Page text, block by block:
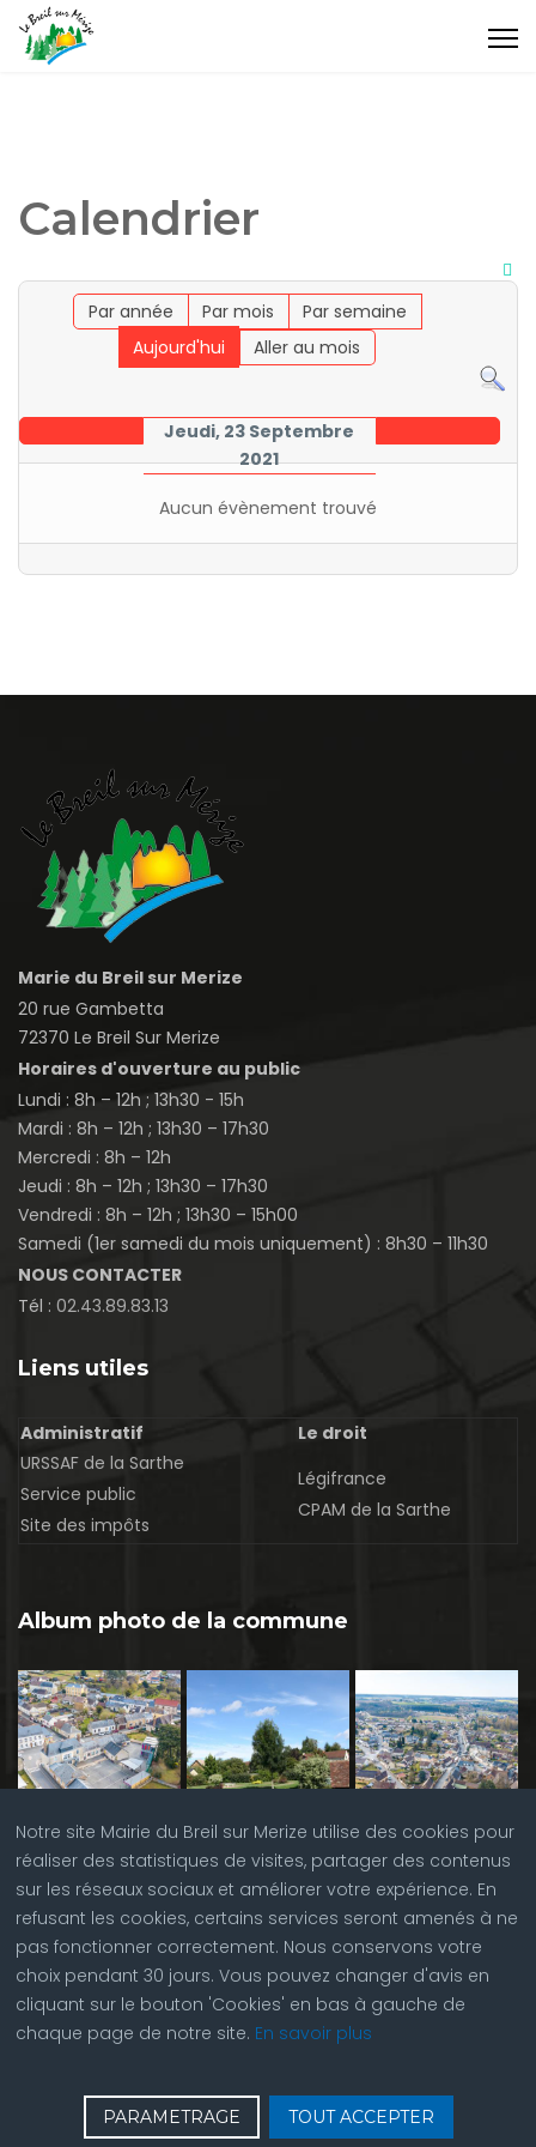
Calendrier
Par année Par mois
Par semaine
Aujourd'hui
Aller au mois
Jeudi, 23 Septembre
2021
Aucun évènement trouvé
Marie du Breil sur Merize
20 rue Gambetta
72370 Le Breil Sur Merize
Horaires d'ouverture au public
Lundi : 8h – 12h ; 13h30 - 15h
Mardi : 8h – 12h ; 13h30 – 17h30
Mercredi : 8h – 12h
Jeudi : 8h – 12h ; 13h30 – 17h30
Vendredi : 8h – 12h ; 13h30 – 15h00
Samedi (1er samedi du mois uniquement) : 8h30 – 11h30
NOUS CONTACTER
Tél : 02.43.89.83.13
Notre site Mairie du Breil sur Merize utilise des cookies pour
réaliser des statistiques de visites, partager des contenus
sur les réseaux sociaux et améliorer votre expérience. En
refusant les cookies, certains services seront amenés à ne
pas fonctionner correctement. Nous conservons votre
choix pendant 30 jours. Vous pouvez changer d'avis en
cliquant sur le bouton 'Cookies' en bas à gauche de
chaque page de notre site. En savoir plus
PARAMETRAGE TOUT ACCEPTER
Liens utiles
Administratif
Le droit
URSSAF de la Sarthe
Service public
Site des impôts
Légifrance
CPAM de la Sarthe
Album photo de la commune
Contactez nous | © Copyright 2023 |Plan du site|